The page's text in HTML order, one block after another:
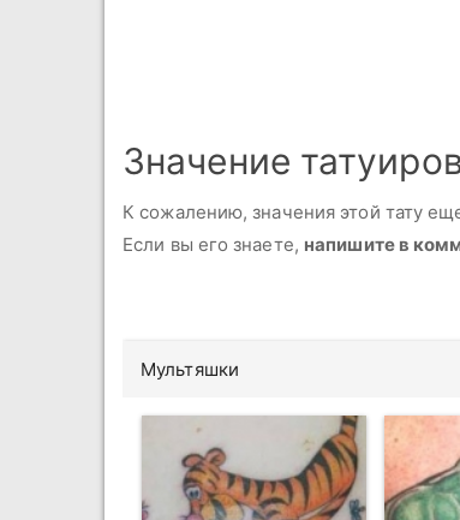
Значение
К сожалению, значения этой тату
Если вы его знаете, напишите в
Мультяшки